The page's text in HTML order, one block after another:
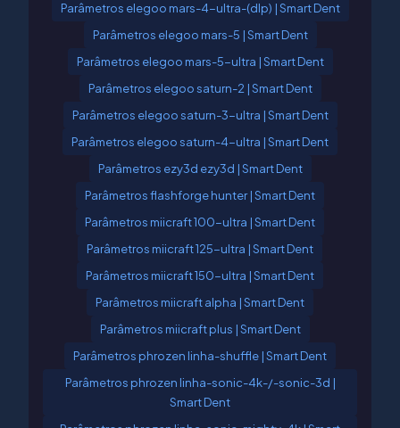
Parâmetros elegoo mars-4-ultra-(dlp) | Smart Dent
Parâmetros elegoo mars-5 | Smart Dent
Parâmetros elegoo mars-5-ultra | Smart Dent
Parâmetros elegoo saturn-2 | Smart Dent
Parâmetros elegoo saturn-3-ultra | Smart Dent
Parâmetros elegoo saturn-4-ultra | Smart Dent
Parâmetros ezy3d ezy3d | Smart Dent
Parâmetros flashforge hunter | Smart Dent
Parâmetros miicraft 100-ultra | Smart Dent
Parâmetros miicraft 125-ultra | Smart Dent
Parâmetros miicraft 150-ultra | Smart Dent
Parâmetros miicraft alpha | Smart Dent
Parâmetros miicraft plus | Smart Dent
Parâmetros phrozen linha-shuffle | Smart Dent
Parâmetros phrozen linha-sonic-4k-/-sonic-3d |
Smart Dent